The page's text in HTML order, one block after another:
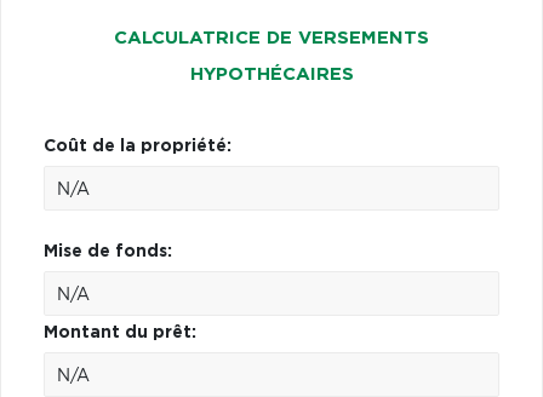
CALCULATRICE DE VERSEMENTS
HYPOTHÉCAIRES
Coût de la propriété:
Mise de fonds:
Montant du prêt: